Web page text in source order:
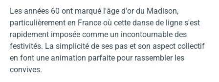
Les années 60 ont marqué l'âge d'or du Madison,
particulièrement en France où cette danse de ligne s'est
rapidement imposée comme un incontournable des
festivités. La simplicité de ses pas et son aspect collectif
en font une animation parfaite pour rassembler les
convives.